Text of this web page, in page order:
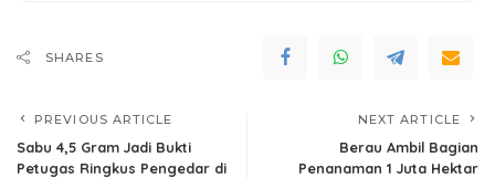
SHARES
PREVIOUS ARTICLE
Sabu 4,5 Gram Jadi Bukti
Petugas Ringkus Pengedar di
NEXT ARTICLE
Berau Ambil Bagian
Penanaman 1 Juta Hektar